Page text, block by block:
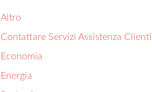
Altro
Contattare Servizi Assistenza Clienti
Economia
Energia